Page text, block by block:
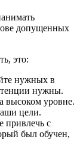
допущенных
это:
нужных в
нужны.
высоком уровне.
цели.
привлечь с
был обучен,